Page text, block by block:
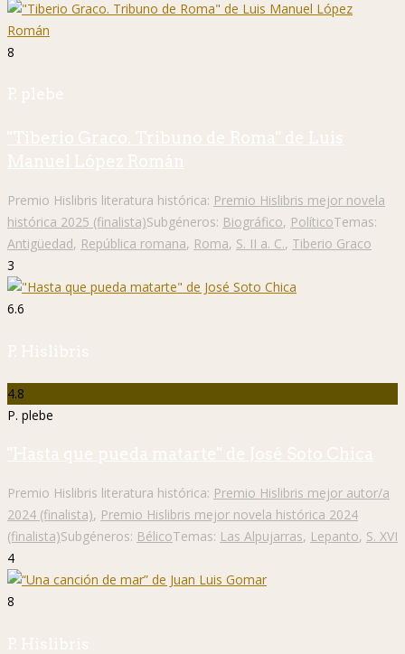
8
P. plebe
"Tiberio Graco. Tribuno de Roma" de Luis
Manuel López Román
Premio Hislibris literatura histórica: Premio Hislibris mejor novela
histórica 2025 (finalista)Subgéneros: Biográfico, PolíticoTemas:
Antigüedad, República romana, Roma, S. II a. C., Tiberio Graco
3
6.6
P. Hislibris
4.8
P. plebe
"Hasta que pueda matarte" de José Soto Chica
Premio Hislibris literatura histórica: Premio Hislibris mejor autor/a
2024 (finalista), Premio Hislibris mejor novela histórica 2024
(finalista)Subgéneros: BélicoTemas: Las Alpujarras, Lepanto, S. XVI
4
8
P. Hislibris